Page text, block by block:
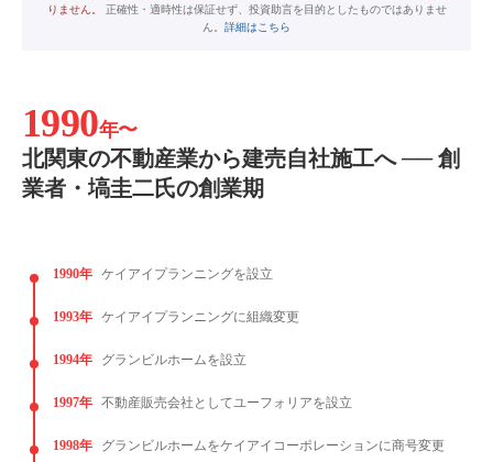
りません。
正確性・適時性は保証せず、投資助言を目的としたものではありませ
ん。 詳細はこちら
1990年〜
北関東の不動産業から建売自社施工へ ── 創
業者・塙圭二氏の創業期
1990年 ケイアイプランニングを設立
1993年 ケイアイプランニングに組織変更
1994年 グランビルホームを設立
1997年 不動産販売会社としてユーフォリアを設立
1998年 グランビルホームをケイアイコーポレーションに商号変更